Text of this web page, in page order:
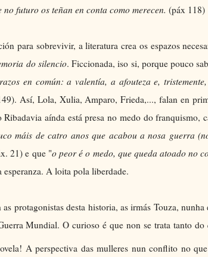
no futuro os teñan en conta como merecen.(páx 118)
para sobrevivir, a literatura crea os espazos
do silencio. Ficcionada, iso si, porque pouco
en común: a valentía, a afouteza e,
Así, Lola, Xulia, Amparo, Frieda,..., falan en
aínda está presa no medo do franquismo,
máis de catro anos que acabou a nosa guerra
21) e que "o peor é o medo, que queda atoado no
esperanza. A loita pola liberdade.
protagonistas desta historia, as irmás Touza,
Mundial. O curioso é que non se trata tanto do
A perspectiva das mulleres nun conflito no